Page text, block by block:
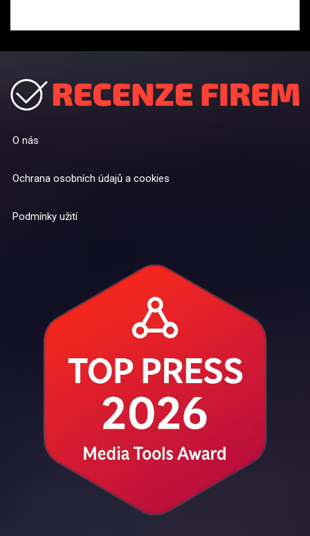
O nás
Ochrana osobních údajů a cookies
Podmínky užití